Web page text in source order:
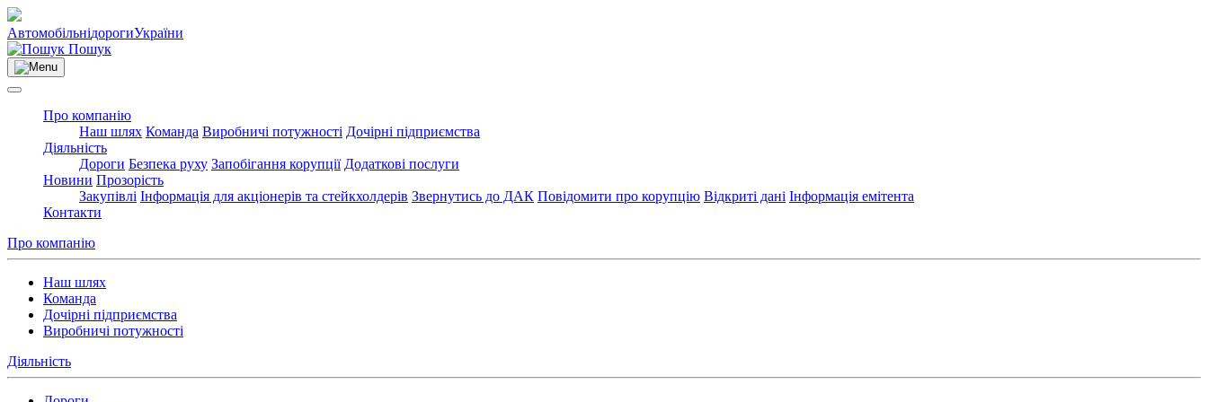
АвтомобільнідорогиУкраїни
Пошук
Про компанію
Наш шлях Команда Виробничі потужності Дочірні підприємства
Діяльність
Дороги Безпека руху Запобігання корупції Додаткові послуги
Новини Прозорість
Закупівлі Інформація для акціонерів та стейкхолдерів Звернутись до ДАК Повідомити про корупцію Відкриті дані Інформація емітента
Контакти
Про компанію
Наш шлях
Команда
Дочірні підприємства
Виробничі потужності
Діяльність